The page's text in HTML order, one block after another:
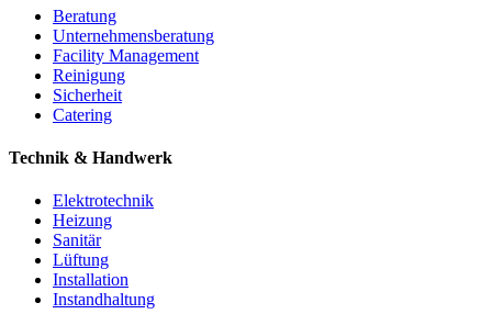
Beratung
Unternehmensberatung
Facility Management
Reinigung
Sicherheit
Catering
Technik & Handwerk
Elektrotechnik
Heizung
Sanitär
Lüftung
Installation
Instandhaltung